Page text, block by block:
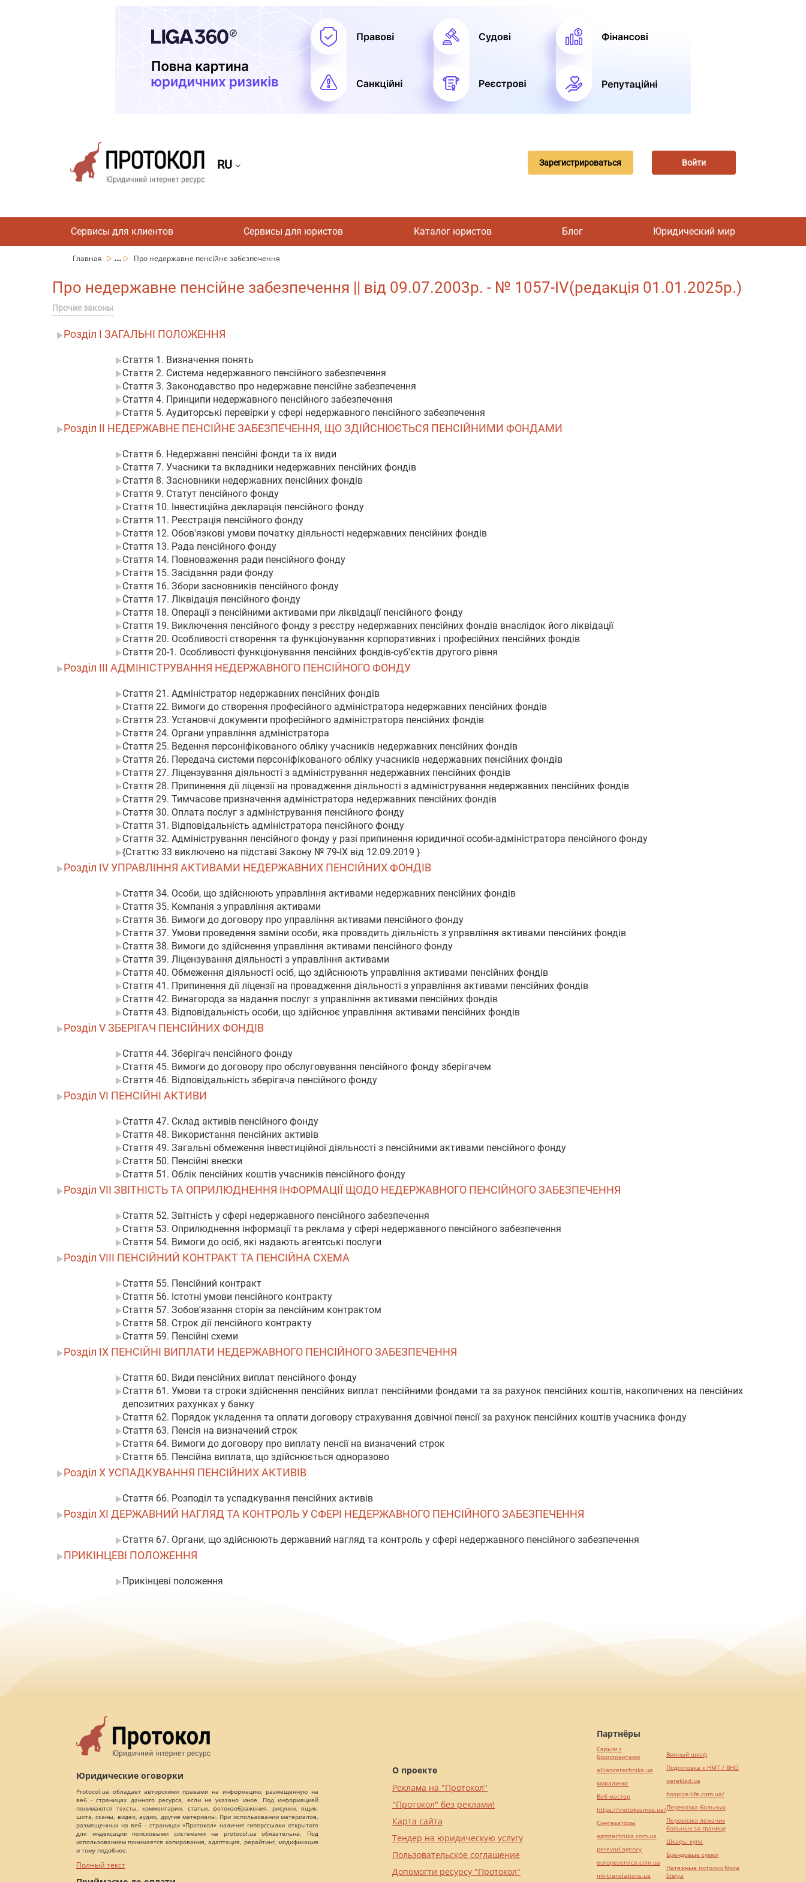
RU Зарегистрироваться Войти
Сервисы для клиентов Сервисы для юристов Каталог юристов Блог Юридический мир
Главная ... Про недержавне пенсійне забезпечення
Про недержавне пенсійне забезпечення || від 09.07.2003р. - № 1057-IV(редакція 01.01.2025р.)
Прочие законы
Розділ I ЗАГАЛЬНІ ПОЛОЖЕННЯ
Стаття 1. Визначення понять
Стаття 2. Система недержавного пенсійного забезпечення
Стаття 3. Законодавство про недержавне пенсійне забезпечення
Стаття 4. Принципи недержавного пенсійного забезпечення
Стаття 5. Аудиторські перевірки у сфері недержавного пенсійного забезпечення
Розділ II НЕДЕРЖАВНЕ ПЕНСІЙНЕ ЗАБЕЗПЕЧЕННЯ, ЩО ЗДІЙСНЮЄТЬСЯ ПЕНСІЙНИМИ ФОНДАМИ
Стаття 6. Недержавні пенсійні фонди та їх види
Стаття 7. Учасники та вкладники недержавних пенсійних фондів
Стаття 8. Засновники недержавних пенсійних фондів
Стаття 9. Статут пенсійного фонду
Стаття 10. Інвестиційна декларація пенсійного фонду
Стаття 11. Реєстрація пенсійного фонду
Стаття 12. Обов'язкові умови початку діяльності недержавних пенсійних фондів
Стаття 13. Рада пенсійного фонду
Стаття 14. Повноваження ради пенсійного фонду
Стаття 15. Засідання ради фонду
Стаття 16. Збори засновників пенсійного фонду
Стаття 17. Ліквідація пенсійного фонду
Стаття 18. Операції з пенсійними активами при ліквідації пенсійного фонду
Стаття 19. Виключення пенсійного фонду з реєстру недержавних пенсійних фондів внаслідок його ліквідації
Стаття 20. Особливості створення та функціонування корпоративних і професійних пенсійних фондів
Стаття 20-1. Особливості функціонування пенсійних фондів-суб'єктів другого рівня
Розділ III АДМІНІСТРУВАННЯ НЕДЕРЖАВНОГО ПЕНСІЙНОГО ФОНДУ
Стаття 21. Адміністратор недержавних пенсійних фондів
Стаття 22. Вимоги до створення професійного адміністратора недержавних пенсійних фондів
Стаття 23. Установчі документи професійного адміністратора пенсійних фондів
Стаття 24. Органи управління адміністратора
Стаття 25. Ведення персоніфікованого обліку учасників недержавних пенсійних фондів
Стаття 26. Передача системи персоніфікованого обліку учасників недержавних пенсійних фондів
Стаття 27. Ліцензування діяльності з адміністрування недержавних пенсійних фондів
Стаття 28. Припинення дії ліцензії на провадження діяльності з адміністрування недержавних пенсійних фондів
Стаття 29. Тимчасове призначення адміністратора недержавних пенсійних фондів
Стаття 30. Оплата послуг з адміністрування пенсійного фонду
Стаття 31. Відповідальність адміністратора пенсійного фонду
Стаття 32. Адміністрування пенсійного фонду у разі припинення юридичної особи-адміністратора пенсійного фонду
{Статтю 33 виключено на підставі Закону № 79-IX від 12.09.2019 }
Розділ IV УПРАВЛІННЯ АКТИВАМИ НЕДЕРЖАВНИХ ПЕНСІЙНИХ ФОНДІВ
Стаття 34. Особи, що здійснюють управління активами недержавних пенсійних фондів
Стаття 35. Компанія з управління активами
Стаття 36. Вимоги до договору про управління активами пенсійного фонду
Стаття 37. Умови проведення заміни особи, яка провадить діяльність з управління активами пенсійних фондів
Стаття 38. Вимоги до здійснення управління активами пенсійного фонду
Стаття 39. Ліцензування діяльності з управління активами
Стаття 40. Обмеження діяльності осіб, що здійснюють управління активами пенсійних фондів
Стаття 41. Припинення дії ліцензії на провадження діяльності з управління активами пенсійних фондів
Стаття 42. Винагорода за надання послуг з управління активами пенсійних фондів
Стаття 43. Відповідальність особи, що здійснює управління активами пенсійних фондів
Розділ V ЗБЕРІГАЧ ПЕНСІЙНИХ ФОНДІВ
Стаття 44. Зберігач пенсійного фонду
Стаття 45. Вимоги до договору про обслуговування пенсійного фонду зберігачем
Стаття 46. Відповідальність зберігача пенсійного фонду
Розділ VI ПЕНСІЙНІ АКТИВИ
Стаття 47. Склад активів пенсійного фонду
Стаття 48. Використання пенсійних активів
Стаття 49. Загальні обмеження інвестиційної діяльності з пенсійними активами пенсійного фонду
Стаття 50. Пенсійні внески
Стаття 51. Облік пенсійних коштів учасників пенсійного фонду
Розділ VII ЗВІТНІСТЬ ТА ОПРИЛЮДНЕННЯ ІНФОРМАЦІЇ ЩОДО НЕДЕРЖАВНОГО ПЕНСІЙНОГО ЗАБЕЗПЕЧЕННЯ
Стаття 52. Звітність у сфері недержавного пенсійного забезпечення
Стаття 53. Оприлюднення інформації та реклама у сфері недержавного пенсійного забезпечення
Стаття 54. Вимоги до осіб, які надають агентські послуги
Розділ VIII ПЕНСІЙНИЙ КОНТРАКТ ТА ПЕНСІЙНА СХЕМА
Стаття 55. Пенсійний контракт
Стаття 56. Істотні умови пенсійного контракту
Стаття 57. Зобов'язання сторін за пенсійним контрактом
Стаття 58. Строк дії пенсійного контракту
Стаття 59. Пенсійні схеми
Розділ IX ПЕНСІЙНІ ВИПЛАТИ НЕДЕРЖАВНОГО ПЕНСІЙНОГО ЗАБЕЗПЕЧЕННЯ
Стаття 60. Види пенсійних виплат пенсійного фонду
Стаття 61. Умови та строки здійснення пенсійних виплат пенсійними фондами та за рахунок пенсійних коштів, накопичених на пенсійних
депозитних рахунках у банку
Стаття 62. Порядок укладення та оплати договору страхування довічної пенсії за рахунок пенсійних коштів учасника фонду
Стаття 63. Пенсія на визначений строк
Стаття 64. Вимоги до договору про виплату пенсії на визначений строк
Стаття 65. Пенсійна виплата, що здійснюється одноразово
Розділ X УСПАДКУВАННЯ ПЕНСІЙНИХ АКТИВІВ
Стаття 66. Розподіл та успадкування пенсійних активів
Розділ XI ДЕРЖАВНИЙ НАГЛЯД ТА КОНТРОЛЬ У СФЕРІ НЕДЕРЖАВНОГО ПЕНСІЙНОГО ЗАБЕЗПЕЧЕННЯ
Стаття 67. Органи, що здійснюють державний нагляд та контроль у сфері недержавного пенсійного забезпечення
ПРИКІНЦЕВІ ПОЛОЖЕННЯ
Прикінцеві положення
Юридические оговорки
Protocol.ua обладает авторскими правами на информацию, размещенную на
веб - страницах данного ресурса, если не указано иное. Под информацией
понимаются тексты, комментарии, статьи, фотоизображения, рисунки, ящик-
шота, сканы, видео, аудио, другие материалы. При использовании материалов,
размещенных на веб - страницах «Протокол» наличие гиперссылки открытого
для индексации поисковыми системами на protocol.ua обязательна. Под
использованием понимается копирования, адаптация, рерайтинг, модификация
и тому подобное.
Полный текст
О проекте
Реклама на "Протокол"
"Протокол" без реклами!
Карта сайта
Тендер на юридическую услугу
Пользовательское соглашение
Допомогти ресурсу "Протокол"
Партнёры
Серьги с
бриллиантами
alliancetechnika.ua
миралинкс
Веб мастер
https://motokosmos.ua/
Синтезаторы
agrotechnika.com.ua
perevod.agency
europeservice.com.ua
mk-translations.ua
Винный шкаф
Подготовка к НМТ / ВНО
pereklad.ua
hospice-life.com.ua/
Перевозка больных
Перевозка лежачих
больных за границу
Шкафы купе
Брендовые сумки
Натяжные потолки Nova
Stelya